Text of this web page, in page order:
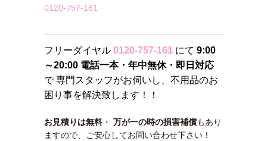
0120-757-161
フリーダイヤル 0120-757-161 にて 9:00
～20:00 電話一本・年中無休・即日対応
で 専門スタッフがお伺いし、不用品のお
困り事を解決致します！！
お見積りは無料・ 万が一の時の損害補償もあり
ますので、ご安心してお問い合わせ下さい！